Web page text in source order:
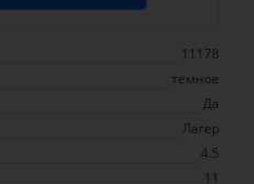
11178
темное
Да
Лагер
4.5
11